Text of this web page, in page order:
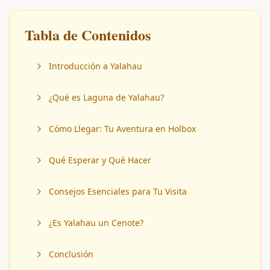
Tabla de Contenidos
Introducción a Yalahau
¿Qué es Laguna de Yalahau?
Cómo Llegar: Tu Aventura en Holbox
Qué Esperar y Qué Hacer
Consejos Esenciales para Tu Visita
¿Es Yalahau un Cenote?
Conclusión